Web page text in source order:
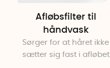
Afløbsfilter til
håndvask
Sørger for at håret ikke
sætter sig fast i afløbet